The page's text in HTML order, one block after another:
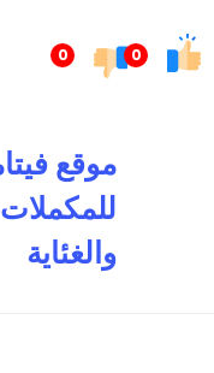
0
0إلى
موقع
والغئاية